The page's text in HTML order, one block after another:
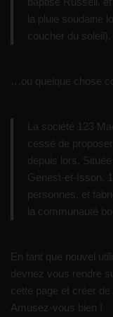
la pluie soudaine
coucher du soleil).
…ou quelque chose
La société 123
cessé de
depuis lors.
Genest-et-Isson,
personnes, et
la communauté
En tant que nouvel
devriez vous rendre
cette page et créer
Amusez-vous bien !